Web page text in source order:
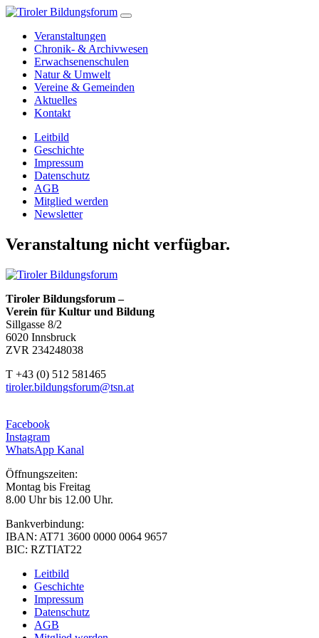
Veranstaltungen
Chronik- & Archivwesen
Erwachsenenschulen
Natur & Umwelt
Vereine & Gemeinden
Aktuelles
Kontakt
Leitbild
Geschichte
Impressum
Datenschutz
AGB
Mitglied werden
Newsletter
Veranstaltung nicht verfügbar.
Tiroler Bildungsforum –
Verein für Kultur und Bildung
Sillgasse 8/2
6020 Innsbruck
ZVR 234248038
T +43 (0) 512 581465
tiroler.bildungsforum@tsn.at
Facebook
Instagram
WhatsApp Kanal
Öffnungszeiten:
Montag bis Freitag
8.00 Uhr bis 12.00 Uhr.
Bankverbindung:
IBAN: AT71 3600 0000 0064 9657
BIC: RZTIAT22
Leitbild
Geschichte
Impressum
Datenschutz
AGB